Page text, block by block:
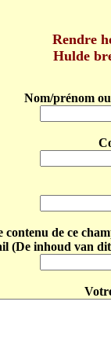
Rendre
Hulde
Nom/prénom
contenu de ce
(De inhoud van